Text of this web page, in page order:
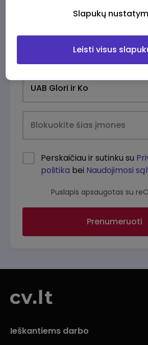
Perskaičiau ir sutinku su
politika bei Naudojimosi
Puslapis apsaugotas su
Prenumeruoti
Ieškantiems darbo
Slapukų
Leisti visus